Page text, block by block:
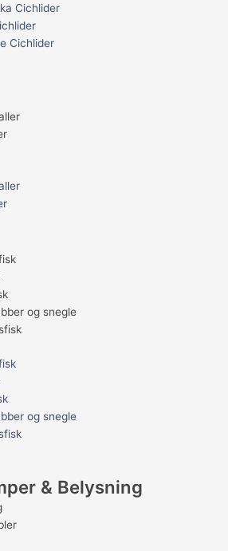
Cichlider
Cichlider
og snegle
og snegle
& Belysning